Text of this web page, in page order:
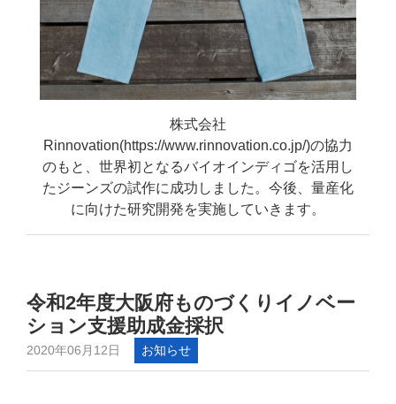
株式会社
Rinnovation(https://www.rinnovation.co.jp/)の協力
のもと、世界初となるバイオインディゴを活用し
たジーンズの試作に成功しました。今後、量産化
に向けた研究開発を実施していきます。
令和2年度大阪府ものづくりイノベー
ション支援助成金採択
2020年06月12日 お知らせ